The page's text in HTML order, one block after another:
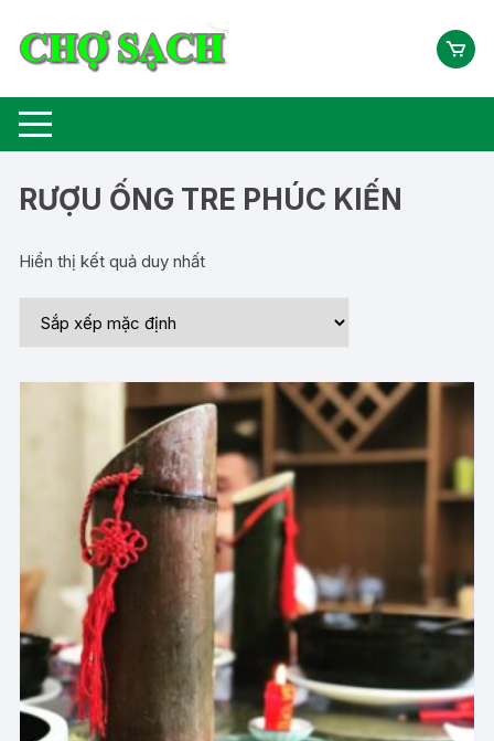
RƯỢU ỐNG TRE PHÚC KIẾN
Hiển thị kết quả duy nhất